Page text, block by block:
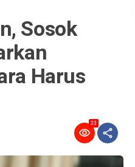
Sosok
Harus
33